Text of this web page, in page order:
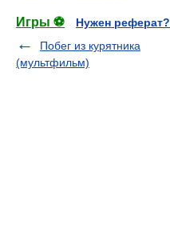
Игры ⚽
Нужен реферат?
Побег из курятника
(мультфильм)